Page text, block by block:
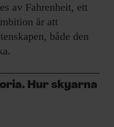
av Fahrenheit, ett
är att
både den
Hur skyarna